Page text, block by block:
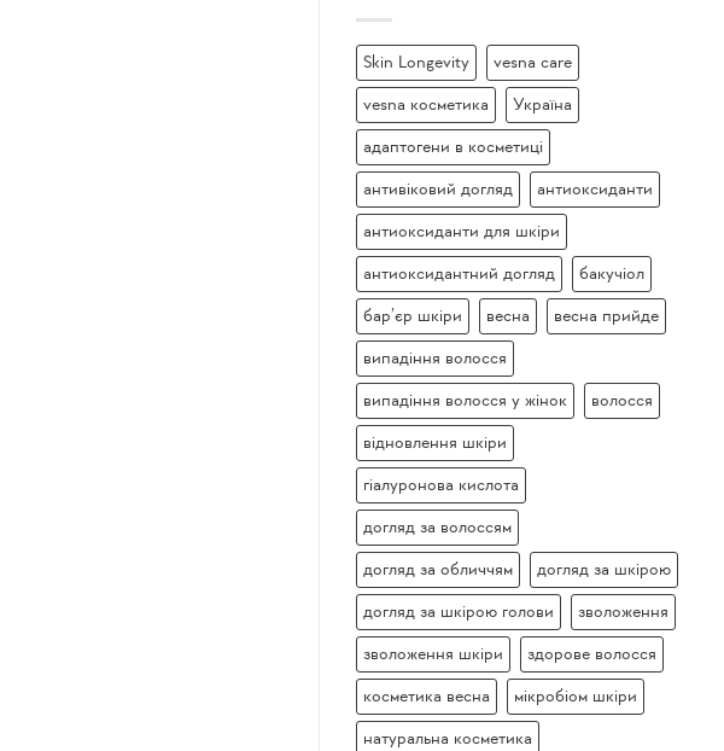
Skin Longevity vesna care
vesna косметика Україна
адаптогени в косметиці
антивіковий догляд антиоксиданти
антиоксиданти для шкіри
антиоксидантний догляд бакучіол
бар’єр шкіри весна весна прийде
випадіння волосся
випадіння волосся у жінок волосся
відновлення шкіри
гіалуронова кислота
догляд за волоссям
догляд за обличчям догляд за шкірою
догляд за шкірою голови зволоження
зволоження шкіри здорове волосся
косметика весна мікробіом шкіри
натуральна косметика